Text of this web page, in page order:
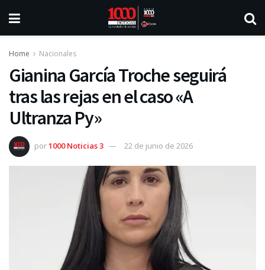
Home Nacionales
Gianina García Troche seguirá
tras las rejas en el caso «A
Ultranza Py»
por1000 Noticias 3 22 de junio de 2026